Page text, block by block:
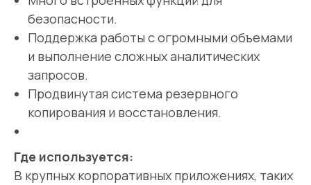
безопасности.
Поддержка работы с огромными объемами
и выполнение сложных аналитических
запросов.
Продвинутая система резервного
копирования и восстановления.
Где используется:
В крупных корпоративных приложениях, таких